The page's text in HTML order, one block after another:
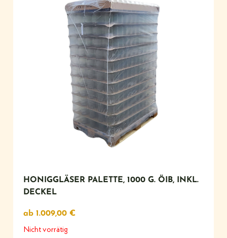
HONIGGLÄSER PALETTE, 1000 G. ÖIB, INKL.
DECKEL
ab 1.009,00 €
Nicht vorrätig